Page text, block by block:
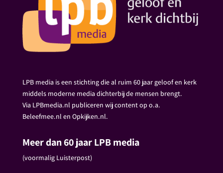
LPB media is een stichting die al ruim 60 jaar geloof en kerk
middels moderne media dichterbij de mensen brengt.
Via LPBmedia.nl publiceren wij content op o.a.
Beleefmee.nl en Opkijken.nl.
Meer dan 60 jaar LPB media
(voormalig Luisterpost)